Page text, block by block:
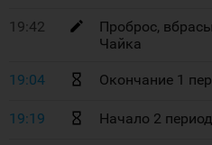
19:42
Проброс,
Чайка
19:04 Окончание 1
19:19 Начало 2